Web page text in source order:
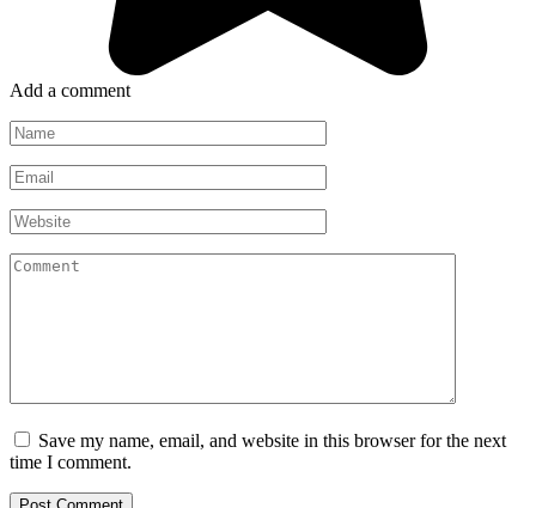
Add a comment
Name
*
Email
*
Website
Comment
Save my name, email, and website in this browser for the next
time I comment.